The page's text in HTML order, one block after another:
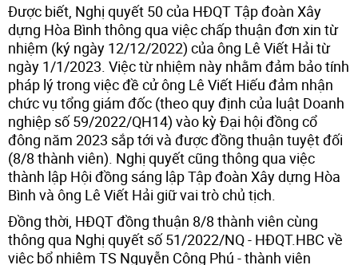
Được biết, Nghị quyết 50 của HĐQT Tập đoàn Xây
dựng Hòa Bình thông qua việc chấp thuận đơn xin từ
nhiệm (ký ngày 12/12/2022) của ông Lê Viết Hải từ
ngày 1/1/2023. Việc từ nhiệm này nhằm đảm bảo tính
pháp lý trong việc đề cử ông Lê Viết Hiếu đảm nhận
chức vụ tổng giám đốc (theo quy định của luật Doanh
nghiệp số 59/2022/QH14) vào kỳ Đại hội đồng cổ
đông năm 2023 sắp tới và được đồng thuận tuyệt đối
(8/8 thành viên). Nghị quyết cũng thông qua việc
thành lập Hội đồng sáng lập Tập đoàn Xây dựng Hòa
Bình và ông Lê Viết Hải giữ vai trò chủ tịch.
Đồng thời, HĐQT đồng thuận 8/8 thành viên cùng
thông qua Nghị quyết số 51/2022/NQ - HĐQT.HBC về
việc bổ nhiệm TS Nguyễn Công Phú - thành viên